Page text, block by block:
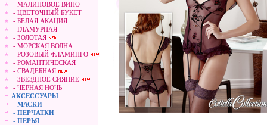
- МАЛИНОВОЕ ВИНО
- ЦВЕТОЧНЫЙ БУКЕТ
- БЕЛАЯ АКАЦИЯ
- ГЛАМУРНАЯ
- ЗОЛОТАЯ
- МОРСКАЯ ВОЛНА
- РОЗОВЫЙ ФЛАМИНГО
- РОМАНТИЧЕСКАЯ
- СВАДЕБНАЯ
- ЗВЕЗДНОЕ СИЯНИЕ
- ЧЕРНАЯ НОЧЬ
АКСЕССУАРЫ
- МАСКИ
- ПЕРЧАТКИ
- ПЕРЬЯ